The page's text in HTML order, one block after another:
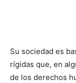
Su sociedad es
rígidas que, en
de los derechos